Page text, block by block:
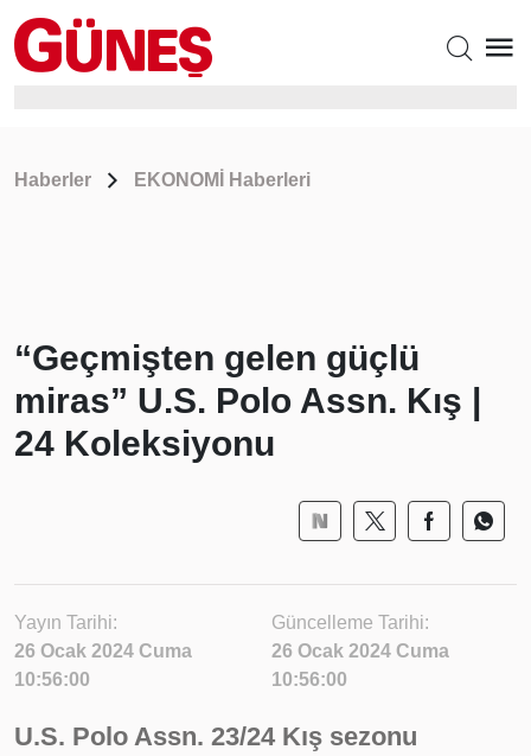
Haberler EKONOMİ Haberleri
“Geçmişten gelen güçlü
miras” U.S. Polo Assn. Kış |
24 Koleksiyonu
Yayın Tarihi:
26 Ocak 2024 Cuma
10:56:00
Güncelleme Tarihi:
26 Ocak 2024 Cuma
10:56:00
U.S. Polo Assn. 23/24 Kış sezonu